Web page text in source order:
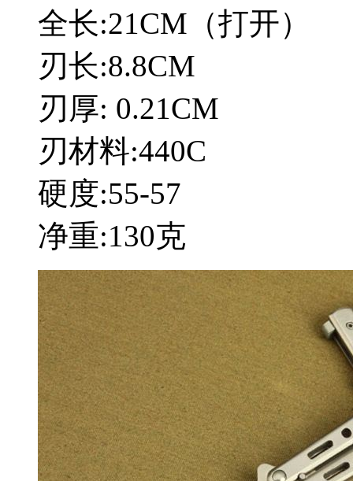
全长:21CM（打开）
刃长:8.8CM
刃厚: 0.21CM
刃材料:440C
硬度:55-57
净重:130克